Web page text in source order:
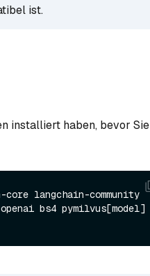
ist.
installiert haben, bevor Sie
langchain-community